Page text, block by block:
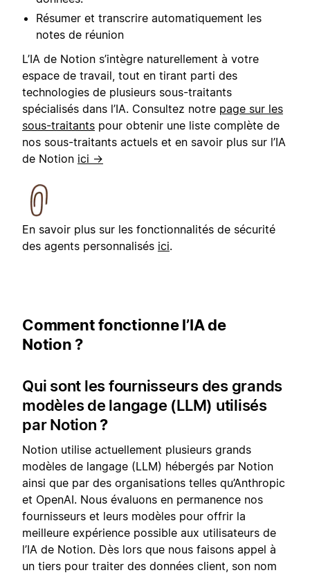
Résumer et transcrire automatiquement les
notes de réunion
L’IA de Notion s’intègre naturellement à votre
espace de travail, tout en tirant parti des
technologies de plusieurs sous-traitants
spécialisés dans l’IA. Consultez notre page sur les
sous-traitants pour obtenir une liste complète de
nos sous-traitants actuels et en savoir plus sur l’IA
de Notion ici →
En savoir plus sur les fonctionnalités de sécurité
des agents personnalisés ici.
Comment fonctionne l’IA de
Notion ?
Qui sont les fournisseurs des grands
modèles de langage (LLM) utilisés
par Notion ?
Notion utilise actuellement plusieurs grands
modèles de langage (LLM) hébergés par Notion
ainsi que par des organisations telles qu’Anthropic
et OpenAI. Nous évaluons en permanence nos
fournisseurs et leurs modèles pour offrir la
meilleure expérience possible aux utilisateurs de
l’IA de Notion. Dès lors que nous faisons appel à
un tiers pour traiter des données client, son nom